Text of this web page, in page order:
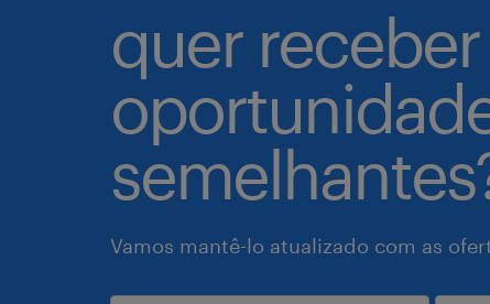
quer receber
Vamos mantê-lo atualizado com as